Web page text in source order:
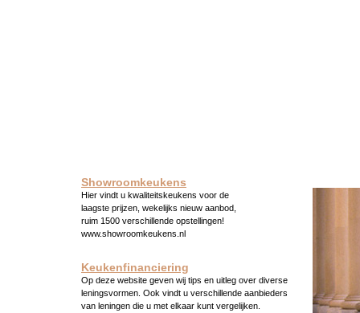
Showroomkeukens
Hier vindt u kwaliteitskeukens voor de
laagste prijzen, wekelijks nieuw aanbod,
ruim 1500 verschillende opstellingen!
www.showroomkeukens.nl
Keukenfinanciering
Op deze website geven wij tips en uitleg over diverse
leningsvormen. Ook vindt u verschillende aanbieders
van leningen die u met elkaar kunt vergelijken.